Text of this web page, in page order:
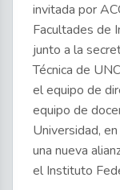
invitada por
Facultades de
junto a la
Técnica de
el equipo de
equipo de
Universidad,
una nueva
el Instituto